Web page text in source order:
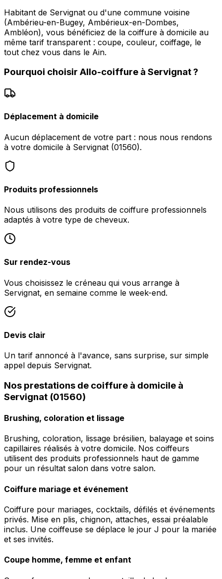
Habitant de Servignat ou d'une commune voisine
(Ambérieu-en-Bugey, Ambérieux-en-Dombes,
Ambléon), vous bénéficiez de la coiffure à domicile au
même tarif transparent : coupe, couleur, coiffage, le
tout chez vous dans le Ain.
Pourquoi choisir Allo-coiffure à Servignat?
Déplacement à domicile
Aucun déplacement de votre part : nous nous rendons
à votre domicile à Servignat (01560).
Produits professionnels
Nous utilisons des produits de coiffure professionnels
adaptés à votre type de cheveux.
Sur rendez-vous
Vous choisissez le créneau qui vous arrange à
Servignat, en semaine comme le week-end.
Devis clair
Un tarif annoncé à l'avance, sans surprise, sur simple
appel depuis Servignat.
Nos prestations de coiffure à domicile à
Servignat (01560)
Brushing, coloration et lissage
Brushing, coloration, lissage brésilien, balayage et soins
capillaires réalisés à votre domicile. Nos coiffeurs
utilisent des produits professionnels haut de gamme
pour un résultat salon dans votre salon.
Coiffure mariage et événement
Coiffure pour mariages, cocktails, défilés et événements
privés. Mise en plis, chignon, attaches, essai préalable
inclus. Une coiffeuse se déplace le jour J pour la mariée
et ses invités.
Coupe homme, femme et enfant